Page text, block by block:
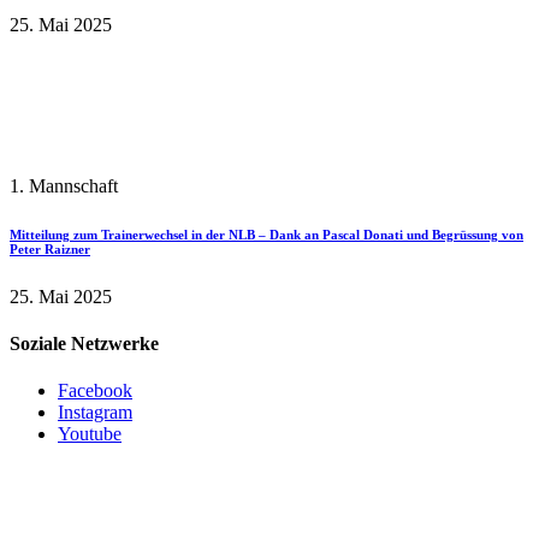
25. Mai 2025
1. Mannschaft
Mitteilung zum Trainerwechsel in der NLB – Dank an Pascal Donati und Begrüssung von
Peter Raizner
25. Mai 2025
Soziale Netzwerke
Facebook
Instagram
Youtube